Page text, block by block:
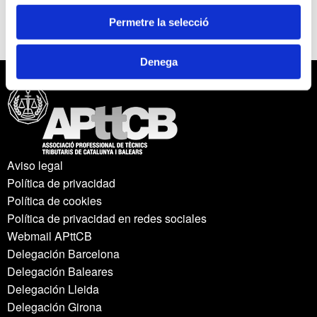
Permetre la selecció
Denega
Anterior Següent
Aviso legal
Política de privacidad
Política de cookies
Política de privacidad en redes sociales
Webmail APttCB
Delegación Barcelona
Delegación Baleares
Delegación Lleida
Delegación Girona